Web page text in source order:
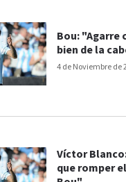
4 de Noviembre de
Bou: "Agarre
bien de la
Víctor
que romper